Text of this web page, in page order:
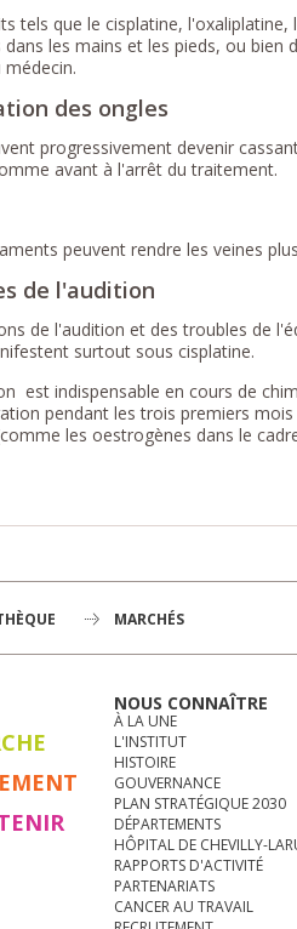
tels que le cisplatine,
les mains et les pieds, ou bien
des ongles
progressivement devenir
avant à l'arrêt du traitement.
peuvent rendre les veines
de l'audition
de l'audition et des troubles de
surtout sous cisplatine.
est indispensable en cours de
pendant les trois premiers
les oestrogènes dans le
MARCHÉS
NOUS CONNAÎTRE
À LA UNE
L'INSTITUT
HISTOIRE
GOUVERNANCE
PLAN STRATÉGIQUE 2030
DÉPARTEMENTS
HÔPITAL DE CHEVILLY-
RAPPORTS D'ACTIVITÉ
PARTENARIATS
CANCER AU TRAVAIL